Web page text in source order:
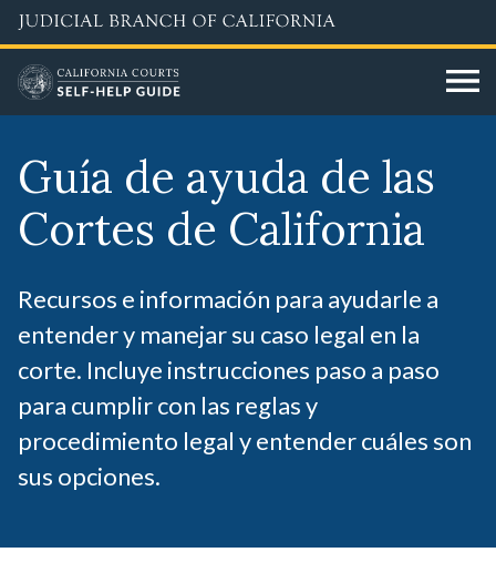
Skip
to
main
content
Guía de ayuda de las
Cortes de California
Recursos e información para ayudarle a
entender y manejar su caso legal en la
corte. Incluye instrucciones paso a paso
para cumplir con las reglas y
procedimiento legal y entender cuáles son
sus opciones.